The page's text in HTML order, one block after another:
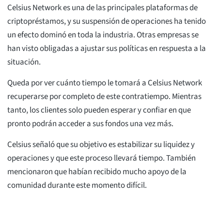
Celsius Network es una de las principales plataformas de
criptopréstamos, y su suspensión de operaciones ha tenido
un efecto dominó en toda la industria. Otras empresas se
han visto obligadas a ajustar sus políticas en respuesta a la
situación.
Queda por ver cuánto tiempo le tomará a Celsius Network
recuperarse por completo de este contratiempo. Mientras
tanto, los clientes solo pueden esperar y confiar en que
pronto podrán acceder a sus fondos una vez más.
Celsius señaló que su objetivo es estabilizar su liquidez y
operaciones y que este proceso llevará tiempo. También
mencionaron que habían recibido mucho apoyo de la
comunidad durante este momento difícil.